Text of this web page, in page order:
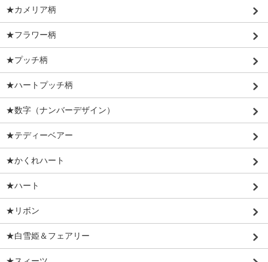
★カメリア柄
★フラワー柄
★プッチ柄
★ハートプッチ柄
★数字（ナンバーデザイン）
★テディーベアー
★かくれハート
★ハート
★リボン
★白雪姫＆フェアリー